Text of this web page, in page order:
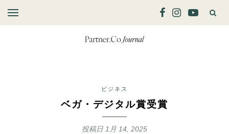
ビジネス
ベガ・デジタル賞受賞
投稿日 1月 14, 2025